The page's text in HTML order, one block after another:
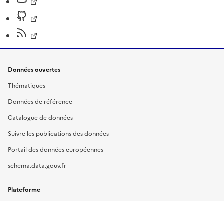
Données ouvertes
Thématiques
Données de référence
Catalogue de données
Suivre les publications des données
Portail des données européennes
schema.data.gouv.fr
Plateforme